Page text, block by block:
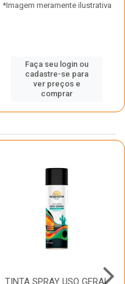
*Imagem meramente ilustrativa
Faça seu login ou
cadastre-se para
ver preços e
comprar
TINTA SPRAY USO GERAL